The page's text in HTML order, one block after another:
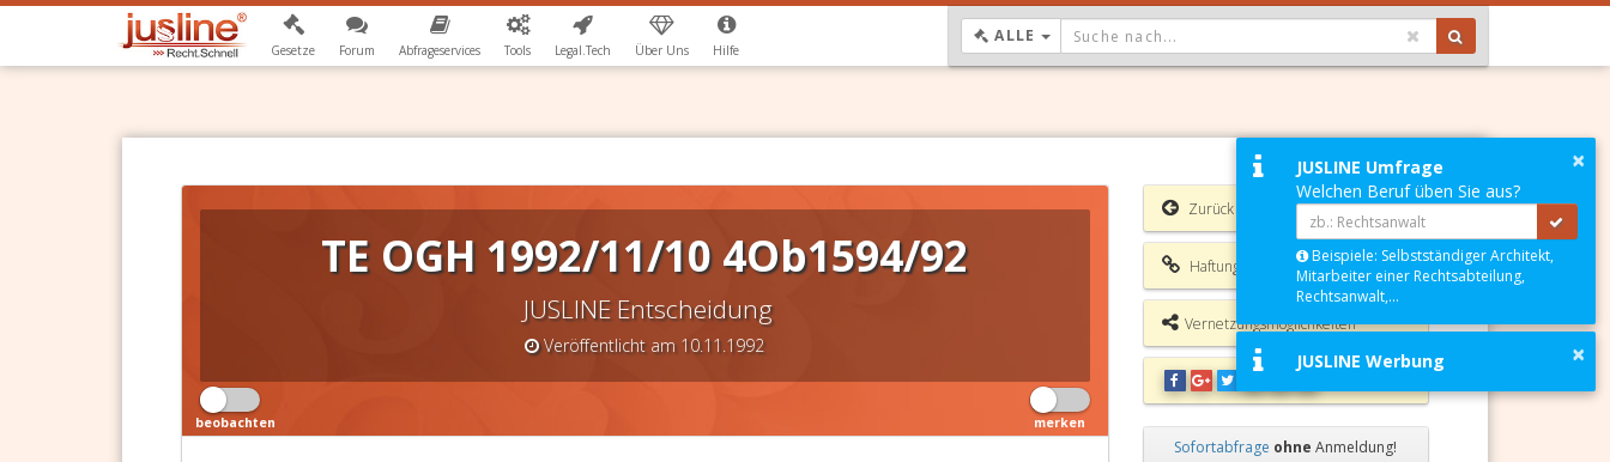
Gesetze Forum Abfrageservices Tools Legal.Tech Über Uns Hilfe
ALLE DROPDOWN: GEWÄHLTER WERT IST ALLE
TE OGH 1992/11/10 4Ob1594/92
JUSLINE Entscheidung
Veröffentlicht am 10.11.1992
beobachten merken
Zurück
Haftungsausschluss
Vernetzungsmöglichkeiten
Sofortabfrage ohne Anmeldung!
×
JUSLINE Umfrage
Welchen Beruf üben Sie aus?
Beispiele: Selbstständiger Architekt,
Mitarbeiter einer Rechtsabteilung,
Rechtsanwalt,...
×
JUSLINE Werbung